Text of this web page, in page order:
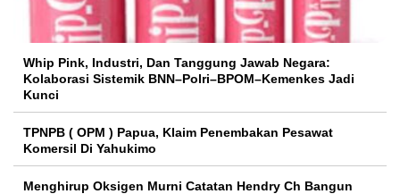
Whip Pink, Industri, Dan Tanggung Jawab Negara:
Kolaborasi Sistemik BNN–Polri–BPOM–Kemenkes Jadi
Kunci
TPNPB ( OPM ) Papua, Klaim Penembakan Pesawat
Komersil Di Yahukimo
Menghirup Oksigen Murni Catatan Hendry Ch Bangun